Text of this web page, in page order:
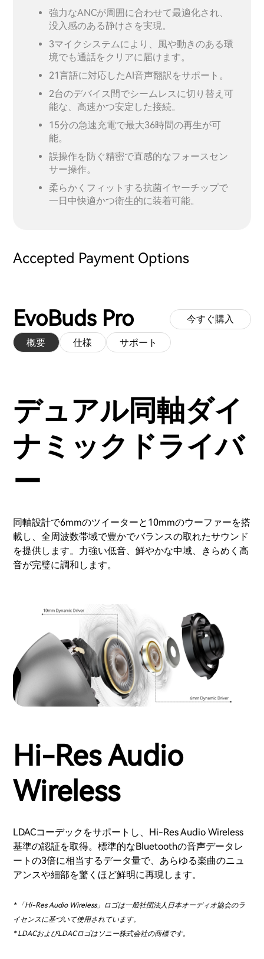
強力なANCが周囲に合わせて最適化され、
没入感のある静けさを実現。
3マイクシステムにより、風や動きのある環
境でも通話をクリアに届けます。
21言語に対応したAI音声翻訳をサポート。
2台のデバイス間でシームレスに切り替え可
能な、高速かつ安定した接続。
15分の急速充電で最大36時間の再生が可
能。
誤操作を防ぐ精密で直感的なフォースセン
サー操作。
柔らかくフィットする抗菌イヤーチップで
一日中快適かつ衛生的に装着可能。
Accepted Payment Options
EvoBuds Pro
概要 仕様 サポート
今すぐ購入
デュアル同軸ダイ
ナミックドライバ
ー
同軸設計で6mmのツイーターと10mmのウーファーを搭
載し、全周波数帯域で豊かでバランスの取れたサウンド
を提供します。力強い低音、鮮やかな中域、きらめく高
音が完璧に調和します。
Hi-Res Audio
Wireless
LDACコーデックをサポートし、Hi-Res Audio Wireless
基準の認証を取得。標準的なBluetoothの音声データレ
ートの3倍に相当するデータ量で、あらゆる楽曲のニュ
アンスや細部を驚くほど鮮明に再現します。
* 「Hi-Res Audio Wireless」ロゴは一般社団法人日本オーディオ協会のラ
イセンスに基づいて使用されています。
* LDACおよびLDACロゴはソニー株式会社の商標です。